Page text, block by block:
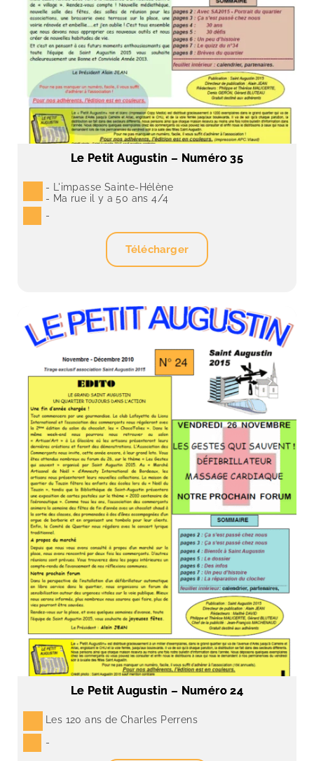
Le Petit Augustin – Numéro 35
- L'impasse Sainte-Hélène
- Ma rue il y a 50 ans 4/4
-
Télécharger
Le Petit Augustin – Numéro 24
Les 120 ans de Charles Perrens
-